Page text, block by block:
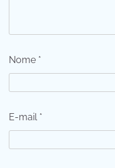
Nome *
E-mail *